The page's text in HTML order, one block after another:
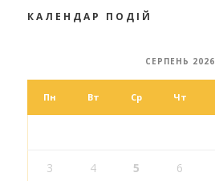
КАЛЕНДАР ПОДІЙ
СЕРПЕНЬ 2026
Пн Вт Ср Чт
3 4 5 6